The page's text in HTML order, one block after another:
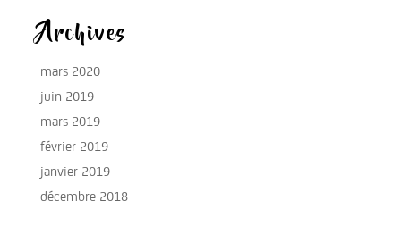
Archives
mars 2020
juin 2019
mars 2019
février 2019
janvier 2019
décembre 2018